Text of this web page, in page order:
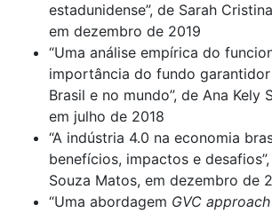
estadunidense”, de Sarah
em dezembro de 2019
“Uma análise empírica do
importância do fundo
Brasil e no mundo”, de Ana Kely
em julho de 2018
“A indústria 4.0 na economia
benefícios, impactos e
Souza Matos, em dezembro de
“Uma abordagem GVC approach